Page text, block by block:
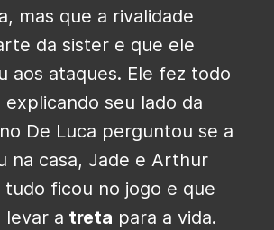
mas que a rivalidade
da sister e que ele
aos ataques. Ele fez todo
explicando seu lado da
De Luca perguntou se a
na casa, Jade e Arthur
tudo ficou no jogo e que
levar a treta para a vida.